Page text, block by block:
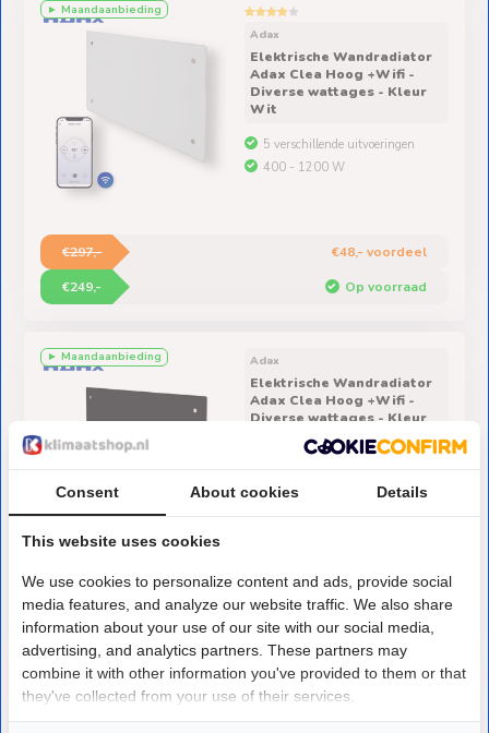
► Maandaanbieding
Adax
Elektrische Wandradiator
Adax Clea Hoog +Wifi -
Diverse wattages - Kleur
Wit
5 verschillende uitvoeringen
400 - 1200 W
€297,-
€48,- voordeel
€249,-
Op voorraad
► Maandaanbieding Adax
Elektrische Wandradiator
Adax Clea Hoog +Wifi -
Diverse wattages - Kleur
5 verschillende uitvoeringen
400 - 1200 W
€297,-
€48,- voordeel
€249,-
Op voorraad
Consent About cookies Details
This website uses cookies
We use cookies to personalize content and ads, provide social
media features, and analyze our website traffic. We also share
information about your use of our site with our social media,
advertising, and analytics partners. These partners may
combine it with other information you've provided to them or that
they've collected from your use of their services.